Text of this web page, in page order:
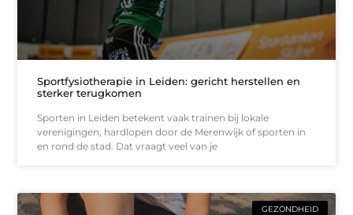
Sportfysiotherapie in Leiden: gericht herstellen en
sterker terugkomen
Sporten in Leiden betekent vaak trainen bij lokale
verenigingen, hardlopen door de Merenwijk of sporten in
en rond de stad. Dat vraagt veel van je
GEZONDHEID